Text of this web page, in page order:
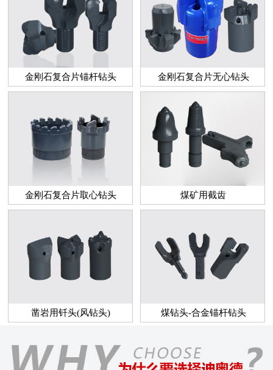
金刚石复合片锚杆钻头 金刚石复合片无心钻头
金刚石复合片取心钻头 煤矿用截齿
凿岩用钎头(风钻头) 煤钻头-合金锚杆钻头